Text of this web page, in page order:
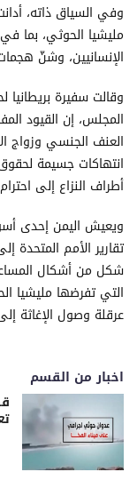
وفي السياق ذاته،
مليشيا الحوثي، بما
الإنسانيين، وشنّ
وقالت سفيرة بريطانيا
المجلس، إن القيود
العنف الجنسي وزواج
انتهاكات جسيمة
أطراف النزاع إلى احترام
ويعيش اليمن إحدى
شكل من أشكال
التي تفرضها مليشيا
عرقلة وصول الإغاثة
اخبار من القسم